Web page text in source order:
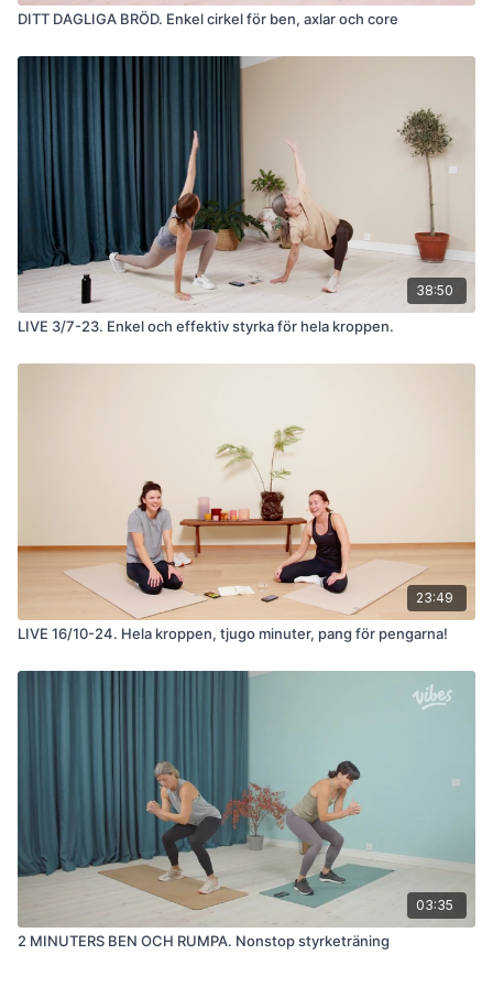
DITT DAGLIGA BRÖD. Enkel cirkel för ben, axlar och core
38:50
LIVE 3/7-23. Enkel och effektiv styrka för hela kroppen.
23:49
LIVE 16/10-24. Hela kroppen, tjugo minuter, pang för pengarna!
03:35
2 MINUTERS BEN OCH RUMPA. Nonstop styrketräning